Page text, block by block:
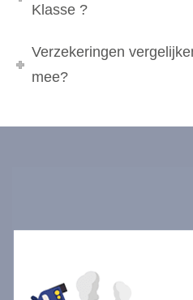
Klasse ?
Verzekeringen
mee?